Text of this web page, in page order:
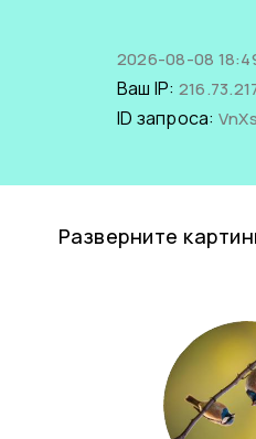
2026-08-08
Ваш IP:
ID запроса:
Разверните